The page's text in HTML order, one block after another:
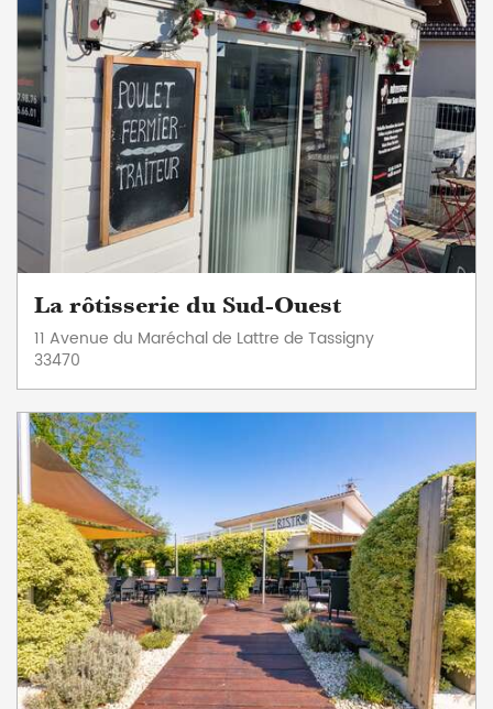
La rôtisserie du Sud-Ouest
11 Avenue du Maréchal de Lattre de Tassigny
33470